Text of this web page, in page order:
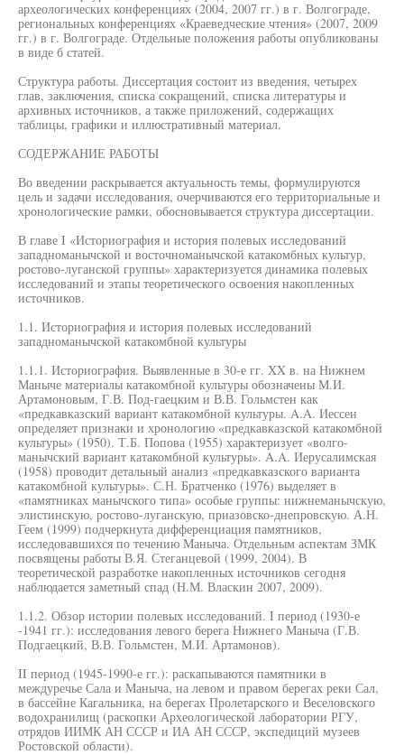
археологических конференциях (2004, 2007 гг.) в г. Волгограде,
региональных конференциях «Краеведческие чтения» (2007, 2009
гг.) в г. Волгограде. Отдельные положения работы опубликованы
в виде б статей.
Структура работы. Диссертация состоит из введения, четырех
глав, заключения, списка сокращений, списка литературы и
архивных источников, а также приложений, содержащих
таблицы, графики и иллюстративный материал.
СОДЕРЖАНИЕ РАБОТЫ
Во введении раскрывается актуальность темы, формулируются
цель и задачи исследования, очерчиваются его территориальные и
хронологические рамки, обосновывается структура диссертации.
В главе I «Историография и история полевых исследований
западноманычской и восточноманычской катакомбных культур,
ростово-луганской группы» характеризуется динамика полевых
исследований и этапы теоретического освоения накопленных
источников.
1.1. Историография и история полевых исследований
западноманычской катакомбной культуры
1.1.1. Историография. Выявленные в 30-е гг. XX в. на Нижнем
Маныче материалы катакомбной культуры обозначены М.И.
Артамоновым, Г.В. Под-гаецким и В.В. Гольмстен как
«предкавказский вариант катакомбной культуры. A.A. Иессен
определяет признаки и хронологию «предкавказской катакомбной
культуры» (1950). Т.Б. Попова (1955) характеризует «волго-
манычский вариант катакомбной культуры». A.A. Иерусалимская
(1958) проводит детальный анализ «предкавказского варианта
катакомбной культуры». С.Н. Братченко (1976) выделяет в
«памятниках манычского типа» особые группы: нижнеманычскую,
элистинскую, ростово-луганскую, приазовско-днепровскую. А.Н.
Геем (1999) подчеркнута дифференциация памятников,
исследовавшихся по течению Маныча. Отдельным аспектам ЗМК
посвящены работы В.Я. Стеганцевой (1999, 2004). В
теоретической разработке накопленных источников сегодня
наблюдается заметный спад (Н.М. Власкин 2007, 2009).
1.1.2. Обзор истории полевых исследований. I период (1930-е
-1941 гг.): исследования левого берега Нижнего Маныча (Г.В.
Подгаецкий, В.В. Гольмстен, М.И. Артамонов).
II период (1945-1990-е гг.): раскапываются памятники в
междуречье Сала и Маныча, на левом и правом берегах реки Сал,
в бассейне Кагальника, на берегах Пролетарского и Веселовского
водохранилищ (раскопки Археологической лаборатории РГУ,
отрядов ИИМК АН СССР и ИА АН СССР, экспедиций музеев
Ростовской области).